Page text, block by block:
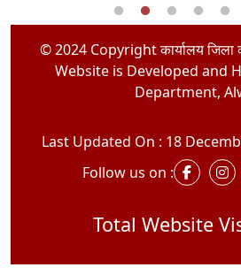
© 2024 Copyright कार्यालय जिला
Website is Developed and
Department,
Last Updated On : 18
Follow us on :
Total Website